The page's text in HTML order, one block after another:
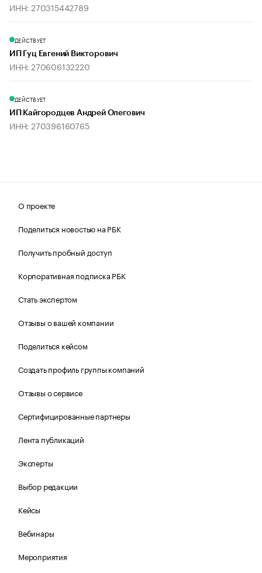
ИНН: 270315442789
ДЕЙСТВУЕТ
ИП Гуц Евгений Викторович
ИНН: 270606132220
ДЕЙСТВУЕТ
ИП Кайгородцев Андрей Олегович
ИНН: 270396160765
О проекте
Поделиться новостью на РБК
Получить пробный доступ
Корпоративная подписка РБК
Стать экспертом
Отзывы о вашей компании
Поделиться кейсом
Создать профиль группы компаний
Отзывы о сервисе
Сертифицированные партнеры
Лента публикаций
Эксперты
Выбор редакции
Кейсы
Вебинары
Мероприятия